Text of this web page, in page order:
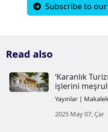
Read also
Subscribe to